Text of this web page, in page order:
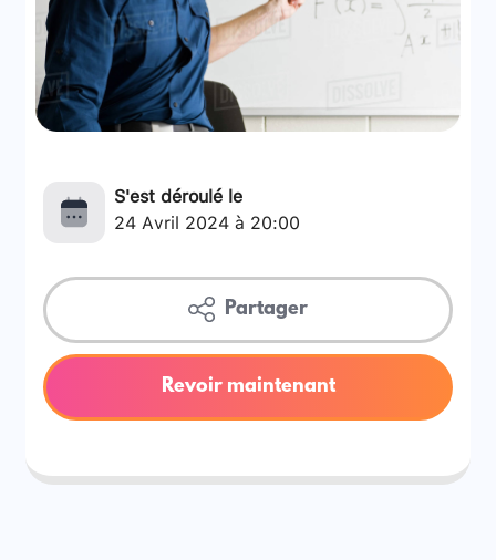
S'est déroulé le
24 Avril 2024 à 20:00
Partager
Revoir maintenant